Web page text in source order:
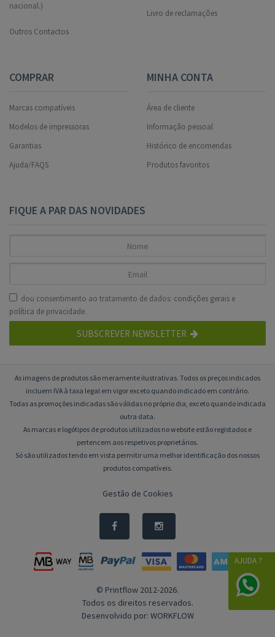
nacional.)
Outros Contactos
Livro de reclamações
COMPRAR
Marcas compatíveis
Modelos de impressoras
Garantias
Ajuda/FAQS
MINHA CONTA
Área de cliente
Informação pessoal
Histórico de encomendas
Produtos favoritos
FIQUE A PAR DAS NOVIDADES
dou consentimento ao tratamento de dados: condições gerais e
política de privacidade.
SUBSCREVER NEWSLETTER
As imagens de produtos são meramente ilustrativas. Todos os preços indicados
incluem IVA à taxa legal em vigor exceto quando indicado em contrário.
Todas as promoções indicadas são válidas no próprio dia, exceto quando indicada
outra data.
As marcas e logótipos de produtos utilizados no website estão registados e
pertencem aos respetivos proprietários.
Só são utilizados tendo em vista permitir uma melhor identificação dos nossos
produtos compatíveis.
Gestão de Cookies
© Printflow 2012-2026.
Todos os direitos reservados.
Desenvolvido por: WORKFLOW
AJUDA ?